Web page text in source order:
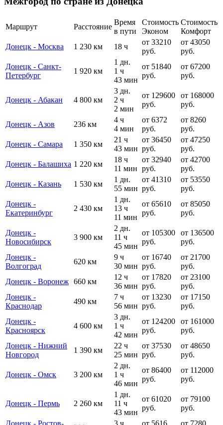
Маршрут Расстояние
Время
в пути
Стоимость
Эконом
Стоимость
Комфорт
Донецк - Москва
1 230 км 18 ч
от 33210
руб.
от 43050
руб.
Донецк - Санкт-
Петербург
1 920 км
1 дн.
1 ч
43 мин
от 51840
руб.
от 67200
руб.
Донецк - Абакан 4 800 км
3 дн.
2 ч
2 мин
от 129600
руб.
от 168000
руб.
Донецк - Азов 236 км
4 ч
4 мин
от 6372
руб.
от 8260
руб.
Донецк - Самара
1 350 км
21 ч
43 мин
от 36450
руб.
от 47250
руб.
Донецк - Балашиха 1 220 км
18 ч
11 мин
от 32940
руб.
от 42700
руб.
Донецк - Казань
1 530 км
1 дн.
55 мин
от 41310
руб.
от 53550
руб.
Донецк -
Екатеринбург
2 430 км
1 дн.
13 ч
11 мин
от 65610
руб.
от 85050
руб.
Донецк -
Новосибирск
3 900 км
2 дн.
11 ч
45 мин
от 105300
руб.
от 136500
руб.
Донецк -
Волгоград
620 км
9 ч
30 мин
от 16740
руб.
от 21700
руб.
Донецк - Воронеж 660 км
12 ч
36 мин
от 17820
руб.
от 23100
руб.
Донецк -
Краснодар
490 км
7 ч
56 мин
от 13230
руб.
от 17150
руб.
Донецк -
Красноярск
4 600 км
3 дн.
1 ч
42 мин
от 124200
руб.
от 161000
руб.
Донецк - Нижний
Новгород
1 390 км
22 ч
25 мин
от 37530
руб.
от 48650
руб.
Донецк - Омск 3 200 км
2 дн.
1 ч
46 мин
от 86400
руб.
от 112000
руб.
Донецк - Пермь 2 260 км
1 дн.
11 ч
43 мин
от 61020
руб.
от 79100
руб.
Донецк - Ростов-
3 ч
от 5616
от 7280